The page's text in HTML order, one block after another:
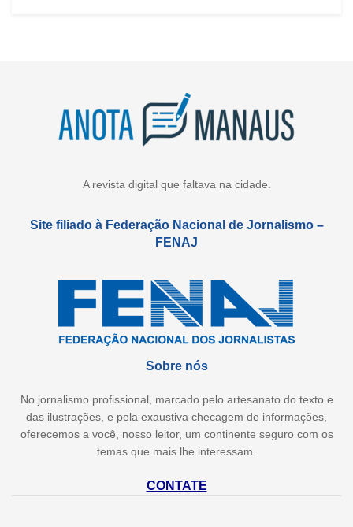
A revista digital que faltava na cidade.
Site filiado à Federação Nacional de Jornalismo –
FENAJ
Sobre nós
No jornalismo profissional, marcado pelo artesanato do texto e
das ilustrações, e pela exaustiva checagem de informações,
oferecemos a você, nosso leitor, um continente seguro com os
temas que mais lhe interessam.
CONTATE